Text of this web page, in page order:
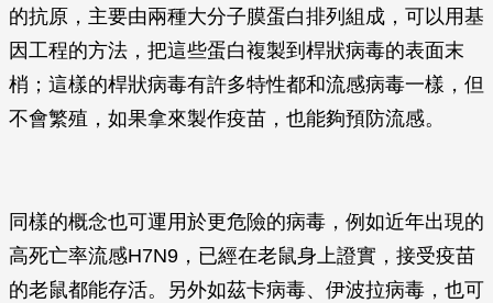
的抗原，主要由兩種大分子膜蛋白排列組成，可以用基
因工程的方法，把這些蛋白複製到桿狀病毒的表面末
梢；這樣的桿狀病毒有許多特性都和流感病毒一樣，但
不會繁殖，如果拿來製作疫苗，也能夠預防流感。
同樣的概念也可運用於更危險的病毒，例如近年出現的
高死亡率流感H7N9，已經在老鼠身上證實，接受疫苗
的老鼠都能存活。另外如茲卡病毒、伊波拉病毒，也可